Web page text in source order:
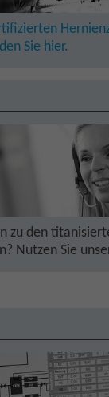
Sie hier.
zu den
Nutzen Sie